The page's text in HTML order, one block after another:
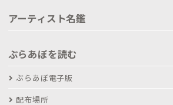
アーティスト名鑑
ぶらあぼを読む
ぶらあぼ電子版
配布場所